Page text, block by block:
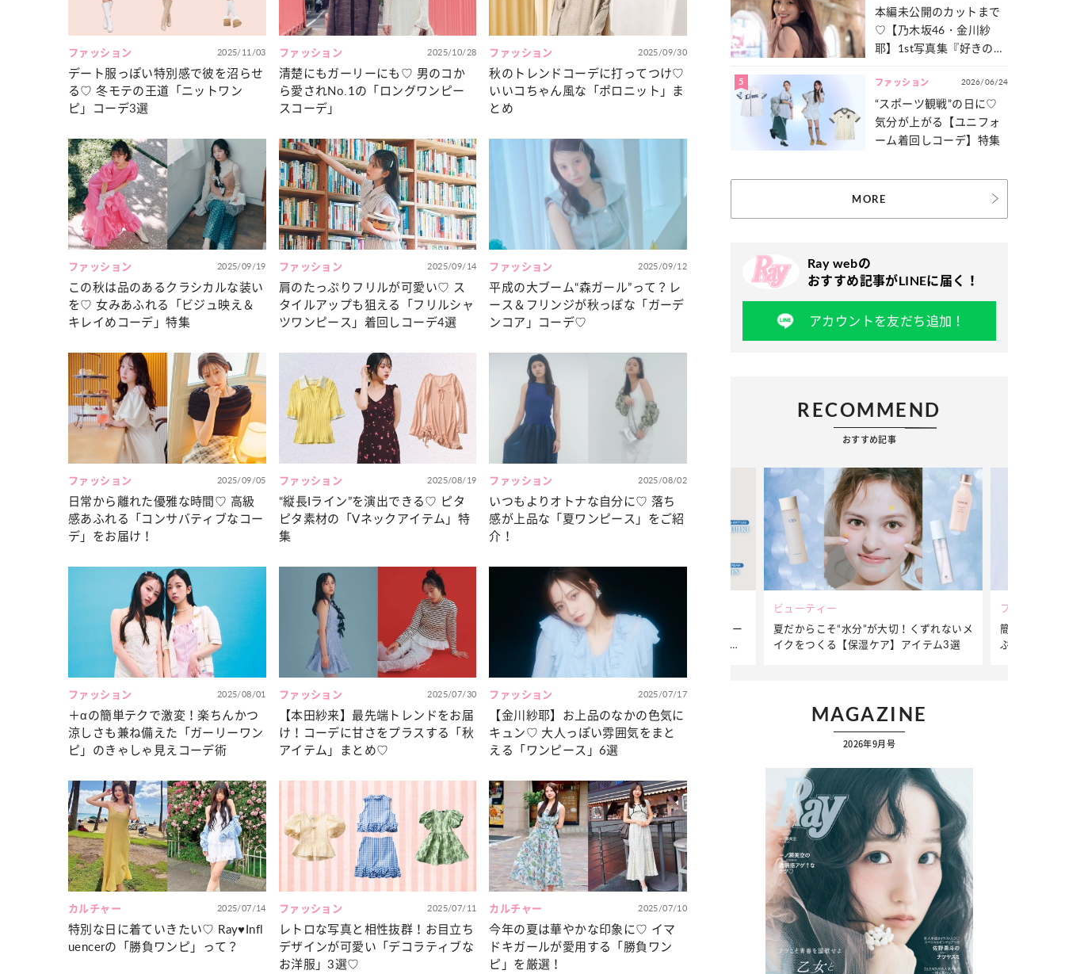
ファッション 2025/11/03
デート服っぽい特別感で彼を沼らせ
る♡ 冬モテの王道「ニットワン
ピ」コーデ3選
ファッション 2025/10/28
清楚にもガーリーにも♡ 男のコか
ら愛されNo.1の「ロングワンピー
スコーデ」
ファッション 2025/09/30
秋のトレンドコーデに打ってつけ♡
いいコちゃん風な「ポロニット」ま
とめ
ファッション 2025/09/19
この秋は品のあるクラシカルな装い
を♡ 女みあふれる「ビジュ映え＆
キレイめコーデ」特集
ファッション 2025/09/14
肩のたっぷりフリルが可愛い♡ ス
タイルアップも狙える「フリルシャ
ツワンピース」着回しコーデ4選
ファッション 2025/09/12
平成の大ブーム“森ガール”って？レ
ース＆フリンジが秋っぽな「ガーデ
ンコア」コーデ♡
ファッション 2025/09/05
日常から離れた優雅な時間♡ 高級
感あふれる「コンサバティブなコー
デ」をお届け！
ファッション 2025/08/19
“縦長Iライン”を演出できる♡ ピタ
ピタ素材の「Vネックアイテム」特
集
ファッション 2025/08/02
いつもよりオトナな自分に♡ 落ち
感が上品な「夏ワンピース」をご紹
介！
ファッション 2025/08/01
＋αの簡単テクで激変！楽ちんかつ
涼しさも兼ね備えた「ガーリーワン
ピ」のきゃしゃ見えコーデ術
ファッション 2025/07/30
【本田紗来】最先端トレンドをお届
け！コーデに甘さをプラスする「秋
アイテム」まとめ♡
ファッション 2025/07/17
【金川紗耶】お上品のなかの色気に
キュン♡ 大人っぽい雰囲気をまと
える「ワンピース」6選
カルチャー 2025/07/14
特別な日に着ていきたい♡ Ray♥Infl
uencerの「勝負ワンピ」って？
ファッション 2025/07/11
レトロな写真と相性抜群！お目立ち
デザインが可愛い「デコラティブな
お洋服」3選♡
カルチャー 2025/07/10
今年の夏は華やかな印象に♡ イマ
ドキガールが愛用する「勝負ワン
ピ」を厳選！
本編未公開のカットまで
♡【乃木坂46・金川紗
耶】1st写真集『好きのグ
たっぷりとお届け！
5 ファッション 2026/06/24
“スポーツ観戦”の日に♡
気分が上がる【ユニフォ
ーム着回しコーデ】特集
MORE
Ray webの
おすすめ記事がLINEに届く！
アカウントを友だち追加！
RECOMMEND
おすすめ記事
カルチャー
“憧れワンピ”を着るきっかけに♡ おしゃ
れ女子が夢中な「ヌン活」の楽しみ方
占い
【12星座別】今月の恋愛運♡ 7月23日～
8月20日の運勢は？
カルチャー
【Dリーグ】Ray世代注目のプロダンサー
集団♡ 各チームを彩る「イケメンダンサ
ー」特集
ビューティー
夏だからこそ“水分”が大切！くずれないメ
イクをつくる【保湿ケア】アイテム3選
ファッション
簡単アレン
ぷりの【そ
MAGAZINE
2026年9月号